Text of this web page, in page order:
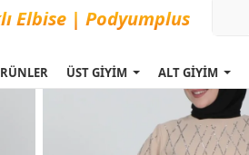
ÜST GİYİM ALT GİYİM